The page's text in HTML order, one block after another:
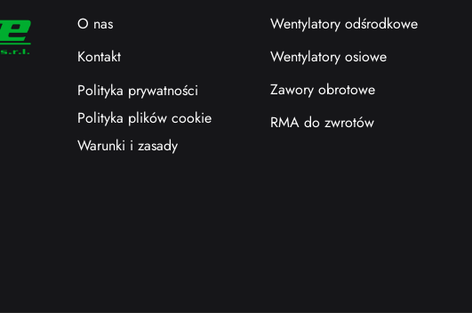
O nas
Kontakt
Polityka prywatności
Polityka plików cookie
Warunki i zasady
Wentylatory odśrodkowe
Wentylatory osiowe
Zawory obrotowe
RMA do zwrotów